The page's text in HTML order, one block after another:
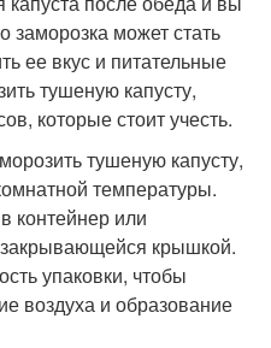
заморозка может стать
ее вкус и питательные
тушеную капусту,
которые стоит учесть.
тушеную капусту,
температуры.
контейнер или
закрывающейся крышкой.
упаковки, чтобы
воздуха и образование